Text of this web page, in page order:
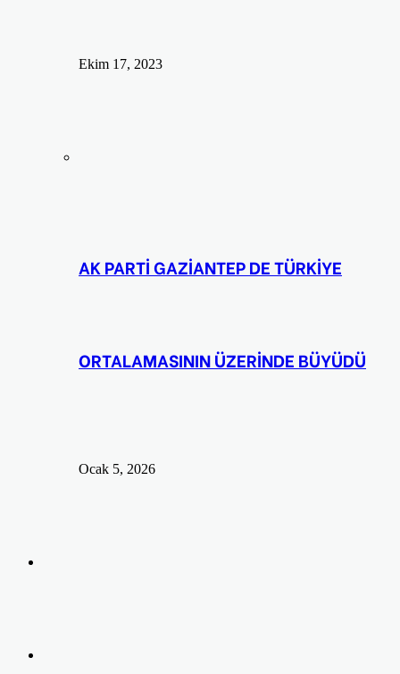
Ekim 17, 2023
AK PARTİ GAZİANTEP DE TÜRKİYE
ORTALAMASININ ÜZERİNDE BÜYÜDÜ
Ocak 5, 2026